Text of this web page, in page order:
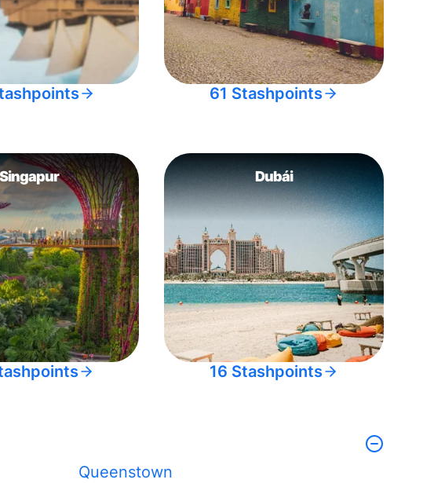
61 Stashpoints
Dubái
16 Stashpoints
Queenstown